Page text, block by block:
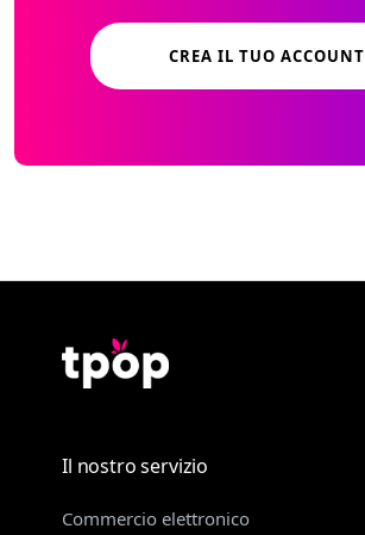
CREA IL TUO ACCOUNT
Il nostro servizio
Commercio elettronico